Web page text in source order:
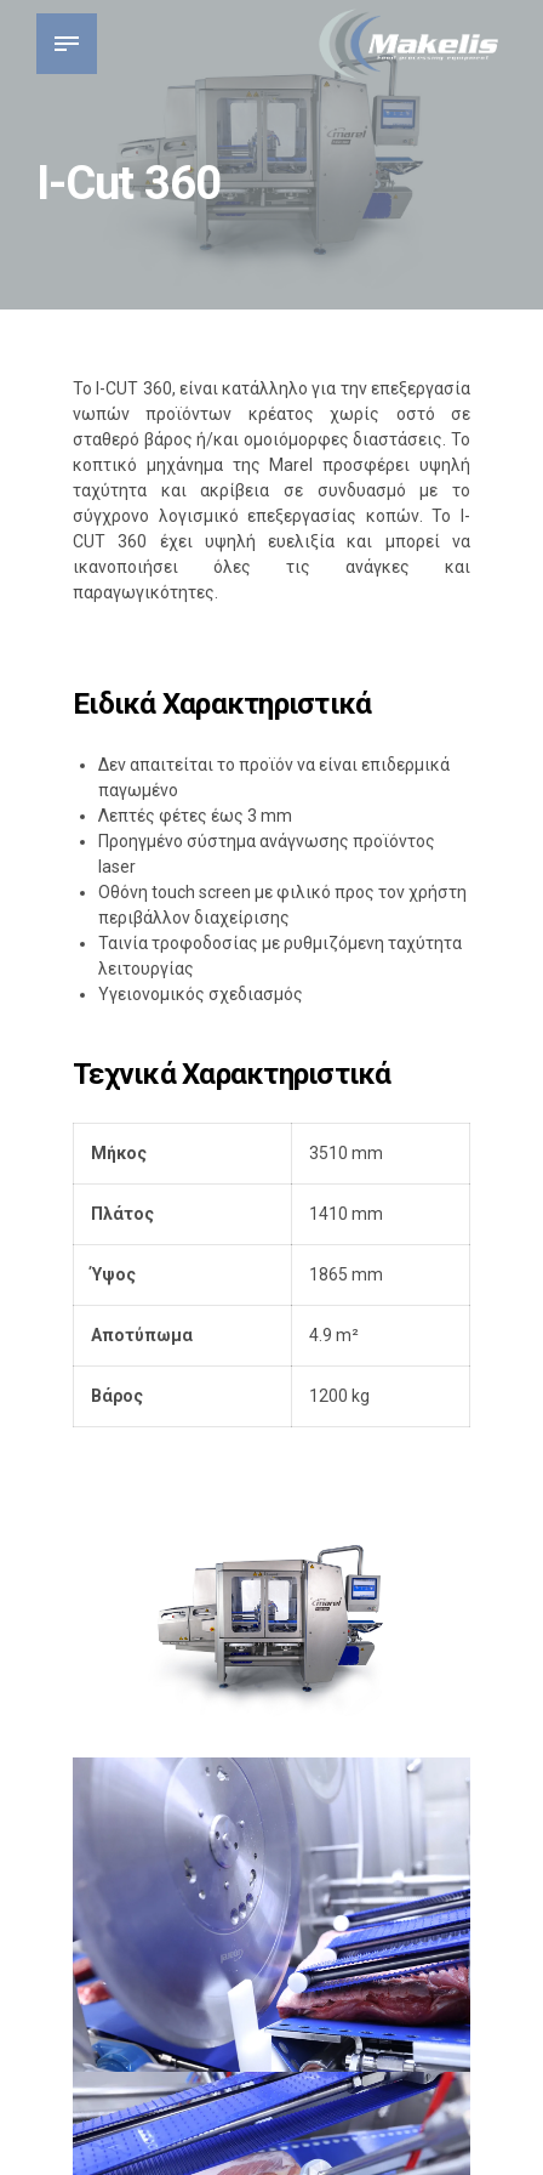
I-Cut 360
Το I-CUT 360, είναι κατάλληλο για την επεξεργασία
νωπών προϊόντων κρέατος χωρίς οστό σε
σταθερό βάρος ή/και ομοιόμορφες διαστάσεις. Το
κοπτικό μηχάνημα της Marel προσφέρει υψηλή
ταχύτητα και ακρίβεια σε συνδυασμό με το
σύγχρονο λογισμικό επεξεργασίας κοπών. Το I-
CUT 360 έχει υψηλή ευελιξία και μπορεί να
ικανοποιήσει όλες τις ανάγκες και
παραγωγικότητες.
Ειδικά Χαρακτηριστικά
Δεν απαιτείται το προϊόν να είναι επιδερμικά
παγωμένο
Λεπτές φέτες έως 3 mm
Προηγμένο σύστημα ανάγνωσης προϊόντος
laser
Οθόνη touch screen με φιλικό προς τον χρήστη
περιβάλλον διαχείρισης
Ταινία τροφοδοσίας με ρυθμιζόμενη ταχύτητα
λειτουργίας
Υγειονομικός σχεδιασμός
Τεχνικά Χαρακτηριστικά
Μήκος 3510 mm
Πλάτος 1410 mm
Ύψος 1865 mm
Αποτύπωμα 4.9 m²
Βάρος 1200 kg